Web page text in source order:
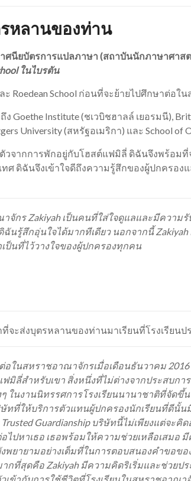
หลานของท่าน
ศนียบัตรการแปลภาษา (สถาบันนักภาษาศา
ในไบรตัน
Roedean School ก่อนที่จะย้ายไปศึกษาต่อ
Institute (ชเวบิชฮาลล์ เยอรมนี),
University (สหรัฐอเมริกา) และ School
จากการพักอยู่กับโฮสต์แฟมิลี่ ดิฉันจึงพร้อม
ดิฉันจึงเข้าใจดีถึงความรู้สึกของผู้ปกครอง
ร Zakiyah เป็นคนที่ใส่ใจดูแลและมีความรั
รู้สึกอุ่นใจได้มากทีเดียว นอกจากนี้
เป็นที่ไว้วางใจของผู้ปกครองทุกคน
ะส่งบุตรหลานของท่านมาเรียนที่โรงเรียน
อในสหราชอาณาจักรเมื่อเดือนธันวาคม
ลี่สำหรับเขา สิ่งหนึ่งที่ไม่ต่างจากประสบกา
นงานนิทรรศการโรงเรียนนานาชาติที่จัด
ษัทที่ให้บริการตัวแทนผู้ปกครองนักเรียนที่ดี
Guardianship บริษัทนี้ไม่เพียงแต่จ
ปหาเธอ เธอพร้อมให้ความช่วยเหลือเสม
พยายามอย่างเต็มที่ในการตอบสนองคำขอข
สุดคือ Zakiyah มีความคิดริเริ่มและช่วยป